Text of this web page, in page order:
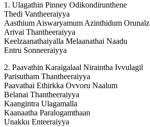
1. Ulagathin Pinney Odikondirunthene
Thedi Vantheeraiyya
Aasthium Aiswaryamum Azinthidum Orunalz
Arivai Thantheeraiyya
Keelzaanathaiyalla Melaanathai Naadu
Entru Sonneeraiyya
2. Paavathin Karaigalaal Niraintha Ivvulagil
Parisutham Thantheeraiyya
Paavathai Ethirkka Ovvoru Naalum
Belanai Thantheeraiyya
Kaangintra Ulagamalla
Kaanaatha Paralogamthaan
Unakku Enteeraiyya